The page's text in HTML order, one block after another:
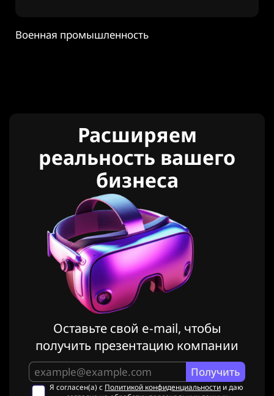
Военная промышленность
Расширяем
реальность вашего
бизнеса
Оставьте свой e-mail, чтобы
получить презентацию компании
Я согласен(а) с Политикой конфиденциальности и даю